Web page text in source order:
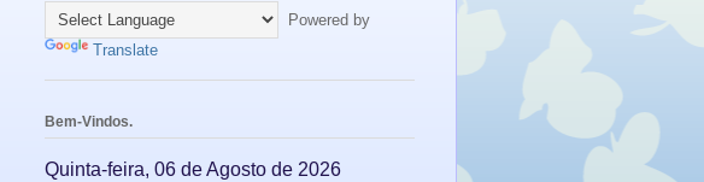
Powered by
Translate
Bem-Vindos.
Quinta-feira, 06 de Agosto de 2026